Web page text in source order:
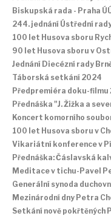
Biskupská rada - Praha
244. jednání Ústřední rady
100 let Husova sboru
90 let Husova sboru v
Jednání Diecézní rady
Táborská setkání 2024
Předpremiéra doku-filmu
Přednáška "J. Žižka a
Koncert komorního
100 let Husova sboru v
Vikariátní konference v
Přednáška: Čáslavská
Meditace v tichu-Pavel
Generální synoda
Mezinárodní dny Petra
Setkání nově pokřtěných